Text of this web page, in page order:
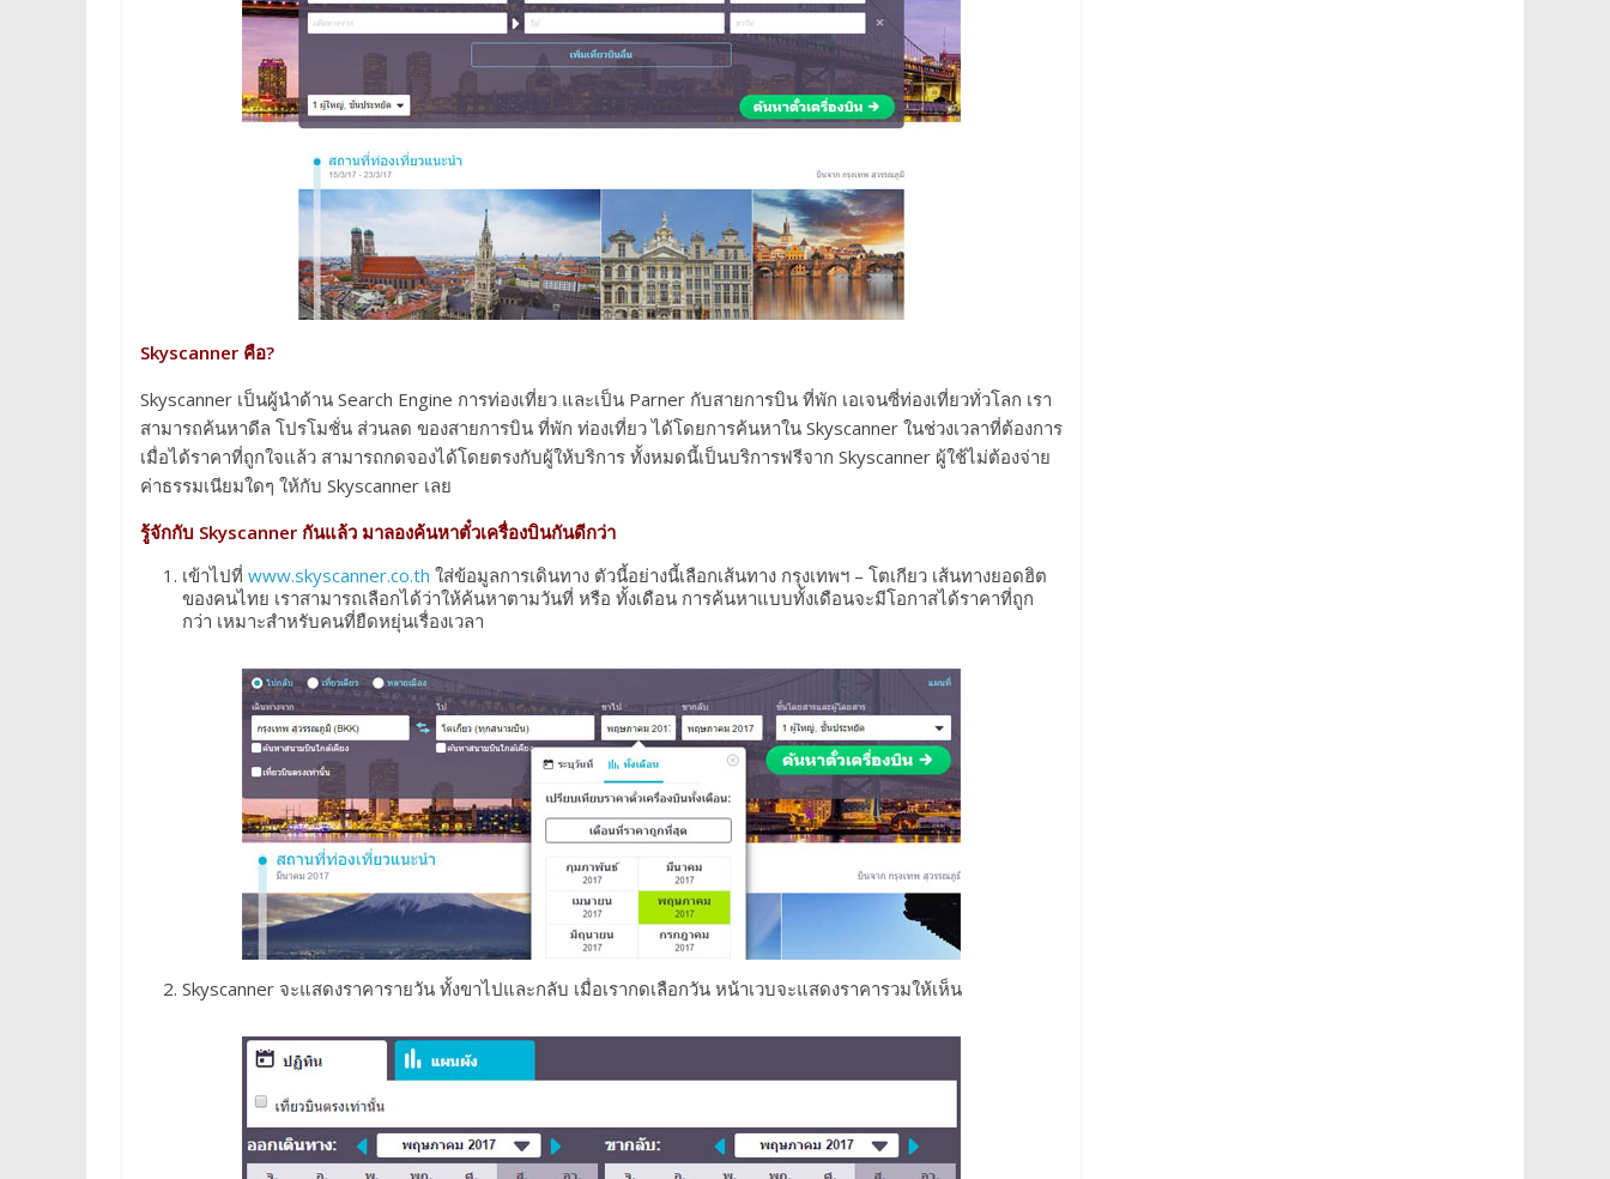
Skyscanner คือ?
Skyscanner เป็นผู้นำด้าน Search Engine การท่องเที่ยว และเป็น Parner กับสายการบิน ที่พัก เอเจนซี่ท่องเที่ยวทั่วโลก เรา
สามารถค้นหาดีล โปรโมชั่น ส่วนลด ของสายการบิน ที่พัก ท่องเที่ยว ได้โดยการค้นหาใน Skyscanner ในช่วงเวลาที่ต้องการ
เมื่อได้ราคาที่ถูกใจแล้ว สามารถกดจองได้โดยตรงกับผู้ให้บริการ ทั้งหมดนี้เป็นบริการฟรีจาก Skyscanner ผู้ใช้ไม่ต้องจ่าย
ค่าธรรมเนียมใดๆ ให้กับ Skyscanner เลย
รู้จักกับ Skyscanner กันแล้ว มาลองค้นหาตั๋วเครื่องบินกันดีกว่า
เข้าไปที่ www.skyscanner.co.th ใส่ข้อมูลการเดินทาง ตัวนี้อย่างนี้เลือกเส้นทาง กรุงเทพฯ – โตเกียว เส้นทางยอดฮิต
ของคนไทย เราสามารถเลือกได้ว่าให้ค้นหาตามวันที่ หรือ ทั้งเดือน การค้นหาแบบทั้งเดือนจะมีโอกาสได้ราคาที่ถูก
กว่า เหมาะสำหรับคนที่ยืดหยุ่นเรื่องเวลา
Skyscanner จะแสดงราคารายวัน ทั้งขาไปและกลับ เมื่อเรากดเลือกวัน หน้าเวบจะแสดงราคารวมให้เห็น